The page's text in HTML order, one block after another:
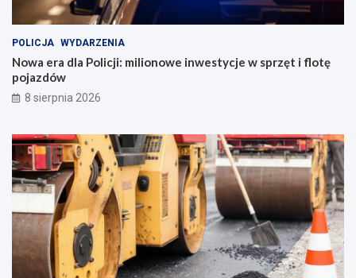
POLICJA WYDARZENIA
Nowa era dla Policji: milionowe inwestycje w sprzęt i flotę
pojazdów
8 sierpnia 2026